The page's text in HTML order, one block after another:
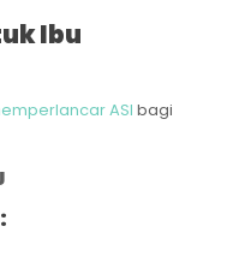
Ibu
ASI bagi